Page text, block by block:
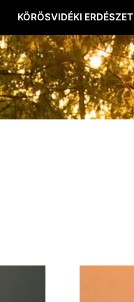
KÖRÖSVIDÉKI ERDÉSZET